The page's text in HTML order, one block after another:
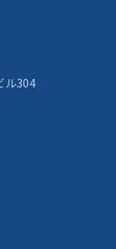
ル304